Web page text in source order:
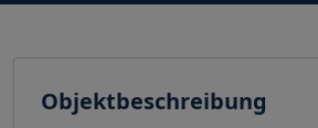
Objektbeschreibung